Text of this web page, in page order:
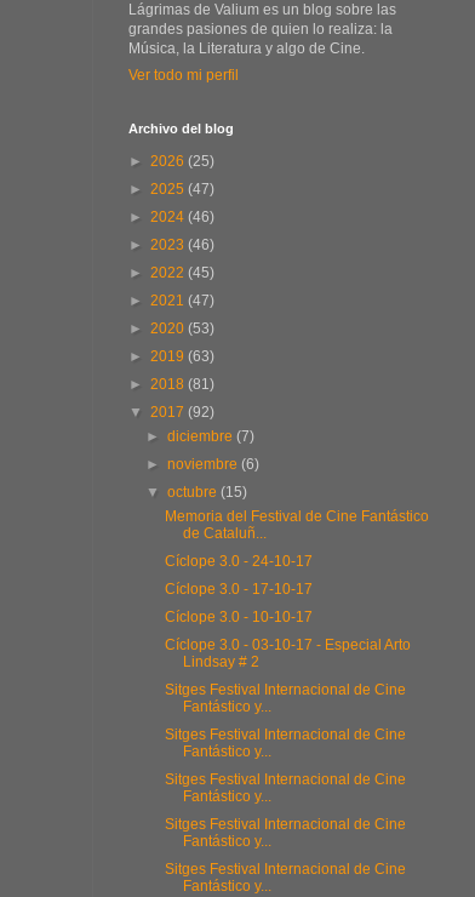
Lágrimas de Valium es un blog sobre las
grandes pasiones de quien lo realiza: la
Música, la Literatura y algo de Cine.
Ver todo mi perfil
Archivo del blog
► 2026 (25)
► 2025 (47)
► 2024 (46)
► 2023 (46)
► 2022 (45)
► 2021 (47)
► 2020 (53)
► 2019 (63)
► 2018 (81)
▼ 2017 (92)
►diciembre(7)
►noviembre(6)
▼octubre(15)
Memoria del Festival de Cine Fantástico
de Cataluñ...
Cíclope 3.0 - 24-10-17
Cíclope 3.0 - 17-10-17
Cíclope 3.0 - 10-10-17
Cíclope 3.0 - 03-10-17 - Especial Arto
Lindsay # 2
Sitges Festival Internacional de Cine
Fantástico y...
Sitges Festival Internacional de Cine
Fantástico y...
Sitges Festival Internacional de Cine
Fantástico y...
Sitges Festival Internacional de Cine
Fantástico y...
Sitges Festival Internacional de Cine
Fantástico y...